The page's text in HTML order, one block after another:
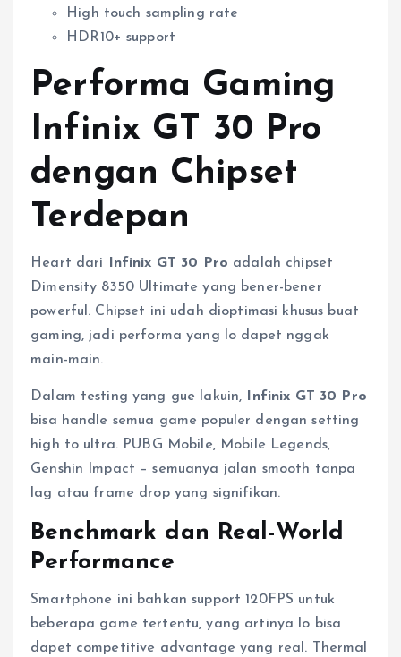
High touch sampling rate
HDR10+ support
Performa Gaming
Infinix GT 30 Pro
dengan Chipset
Terdepan
Heart dari Infinix GT 30 Pro adalah chipset
Dimensity 8350 Ultimate yang bener-bener
powerful. Chipset ini udah dioptimasi khusus buat
gaming, jadi performa yang lo dapet nggak
main-main.
Dalam testing yang gue lakuin,
Infinix GT 30 Pro
bisa handle semua game populer dengan setting
high to ultra. PUBG Mobile, Mobile Legends,
Genshin Impact – semuanya jalan smooth tanpa
lag atau frame drop yang signifikan.
Benchmark dan Real-World
Performance
Smartphone ini bahkan support 120FPS untuk
beberapa game tertentu, yang artinya lo bisa
dapet competitive advantage yang real. Thermal